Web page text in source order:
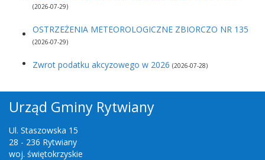
(2026-07-29)
OSTRZEŻENIA METEOROLOGICZNE ZBIORCZO NR 135
(2026-07-29)
Zwrot podatku akcyzowego w 2026 (2026-07-28)
Urząd Gminy Rytwiany
Ul. Staszowska 15
28 - 236 Rytwiany
woj. świętokrzyskie